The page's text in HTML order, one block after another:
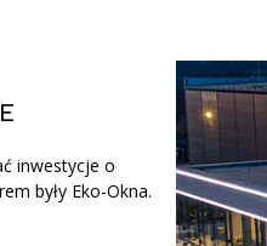
inwestycje o
były Eko-Okna.